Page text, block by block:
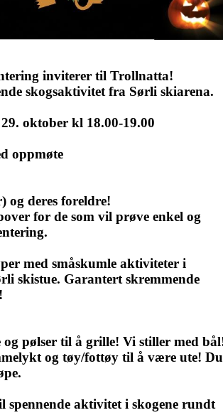
inviterer til Trollnatta!
skogsaktivitet fra Sørli skiarena.
oktober kl 18.00-19.00
oppmøte
og deres foreldre!
for de som vil prøve enkel og
med småskumle aktiviteter i
skistue. Garantert skremmende
pølser til å grille! Vi stiller med
og tøy/fottøy til å være ute! Du
spennende aktivitet i skogene rundt